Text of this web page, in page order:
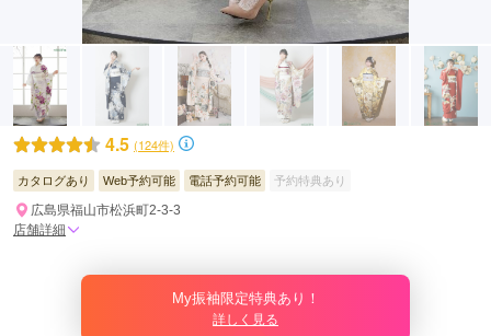
4.5 (124件)
カタログあり Web予約可能 電話予約可能 予約特典あり
広島県福山市松浜町2-3-3
店舗詳細
My振袖限定特典あり！
詳しく見る